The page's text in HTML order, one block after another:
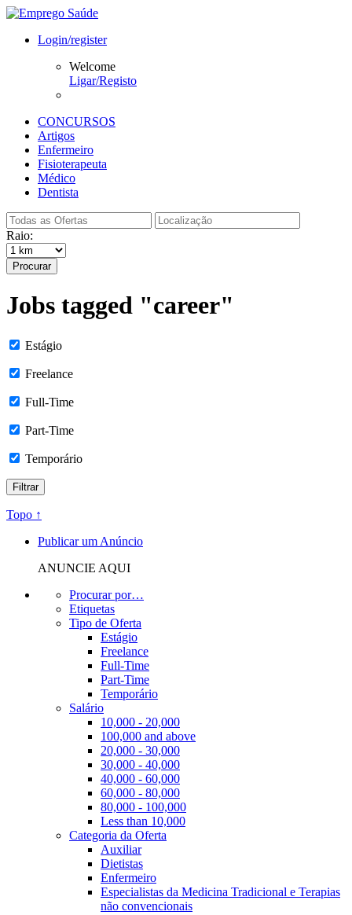
Login/register
Welcome
Ligar/Registo
CONCURSOS
Artigos
Enfermeiro
Fisioterapeuta
Médico
Dentista
Raio:
Procurar
Jobs tagged "career"
Estágio
Freelance
Full-Time
Part-Time
Temporário
Topo ↑
Publicar um Anúncio
ANUNCIE AQUI
Procurar por…
Etiquetas
Tipo de Oferta
Estágio
Freelance
Full-Time
Part-Time
Temporário
Salário
10,000 - 20,000
100,000 and above
20,000 - 30,000
30,000 - 40,000
40,000 - 60,000
60,000 - 80,000
80,000 - 100,000
Less than 10,000
Categoria da Oferta
Auxiliar
Dietistas
Enfermeiro
Especialistas da Medicina Tradicional e Terapias
não convencionais